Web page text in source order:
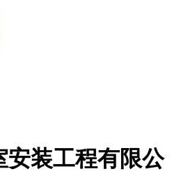
安装工程有限公